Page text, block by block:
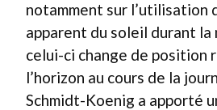
notamment sur l’utilisation
apparent du soleil durant la
celui-ci change de position
l’horizon au cours de la
Schmidt-Koenig a apporté